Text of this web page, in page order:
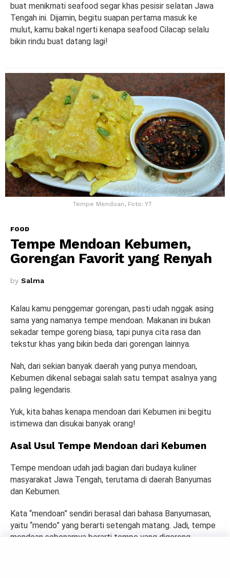
buat menikmati seafood segar khas pesisir selatan Jawa
Tengah ini. Dijamin, begitu suapan pertama masuk ke
mulut, kamu bakal ngerti kenapa seafood Cilacap selalu
bikin rindu buat datang lagi!
Tempe Mendoan, Foto: YT
FOOD
Tempe Mendoan Kebumen,
Gorengan Favorit yang Renyah
by Salma
Kalau kamu penggemar gorengan, pasti udah nggak asing
sama yang namanya tempe mendoan. Makanan ini bukan
sekadar tempe goreng biasa, tapi punya cita rasa dan
tekstur khas yang bikin beda dari gorengan lainnya.
Nah, dari sekian banyak daerah yang punya mendoan,
Kebumen dikenal sebagai salah satu tempat asalnya yang
paling legendaris.
Yuk, kita bahas kenapa mendoan dari Kebumen ini begitu
istimewa dan disukai banyak orang!
Asal Usul Tempe Mendoan dari Kebumen
Tempe mendoan udah jadi bagian dari budaya kuliner
masyarakat Jawa Tengah, terutama di daerah Banyumas
dan Kebumen.
Kata “mendoan” sendiri berasal dari bahasa Banyumasan,
yaitu “mendo” yang berarti setengah matang. Jadi, tempe
mendoan sebenarnya berarti tempe yang digoreng